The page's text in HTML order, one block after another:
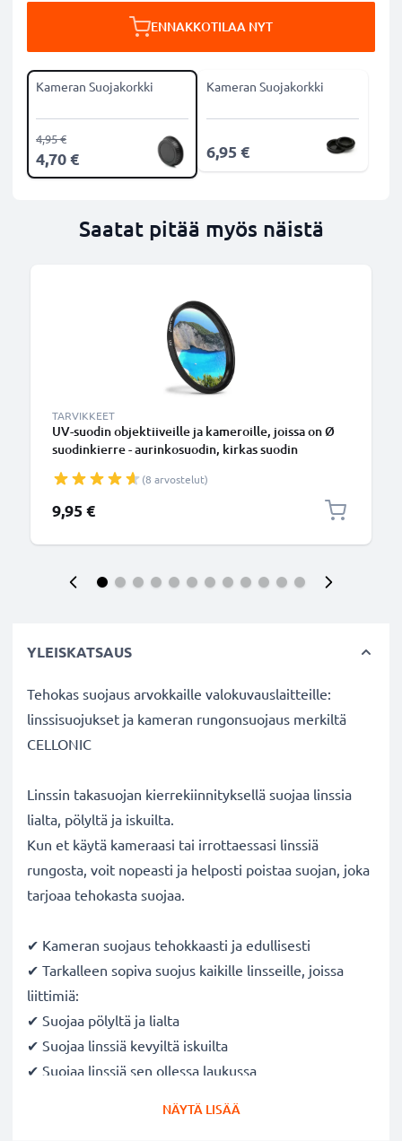
ENNAKKOTILAA NYT
Kameran Suojakorkki
4,70 €
4,95 €
Kameran Suojakorkki
6,95 €
Saatat pitää myös näistä
TARVIKKEET
UV-suodin objektiiveille ja kameroille, joissa on Ø
suodinkierre - aurinkosuodin, kirkas suodin
(8 arvostelut)
9,95 €
YLEISKATSAUS
Tehokas suojaus arvokkaille valokuvauslaitteille:
linssisuojukset ja kameran rungonsuojaus merkiltä
CELLONIC
Linssin takasuojan kierrekiinnityksellä suojaa linssia
lialta, pölyltä ja iskuilta.
Kun et käytä kameraasi tai irrottaessasi linssiä
rungosta, voit nopeasti ja helposti poistaa suojan, joka
tarjoaa tehokasta suojaa.
✔ Kameran suojaus tehokkaasti ja edullisesti
✔ Tarkalleen sopiva suojus kaikille linsseille, joissa
liittimiä:
✔ Suojaa pölyltä ja lialta
✔ Suojaa linssiä kevyiltä iskuilta
✔ Suojaa linssiä sen ollessa laukussa
NÄYTÄ LISÄÄ